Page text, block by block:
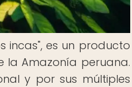
incas", es un producto
la Amazonía peruana.
y por sus múltiples